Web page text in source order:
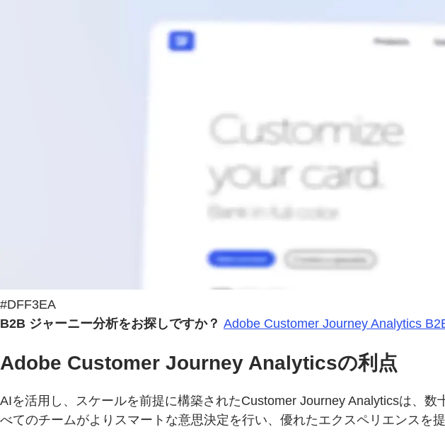
#DFF3EA
B2B ジャーニー分析をお探しですか？ Adobe Customer Journey Analytics
Adobe Customer Journey Analyticsの利点
AIを活用し、スケールを前提に構築されたCustomer Journey Analyticsは、
べてのチームがよりスマートな意思決定を行い、優れたエクスペリエンスを